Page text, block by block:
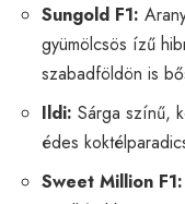
Sungold F1:
gyümölcsös ízű
szabadföldön is
Ildi: Sárga színű,
édes
Sweet Million F1: